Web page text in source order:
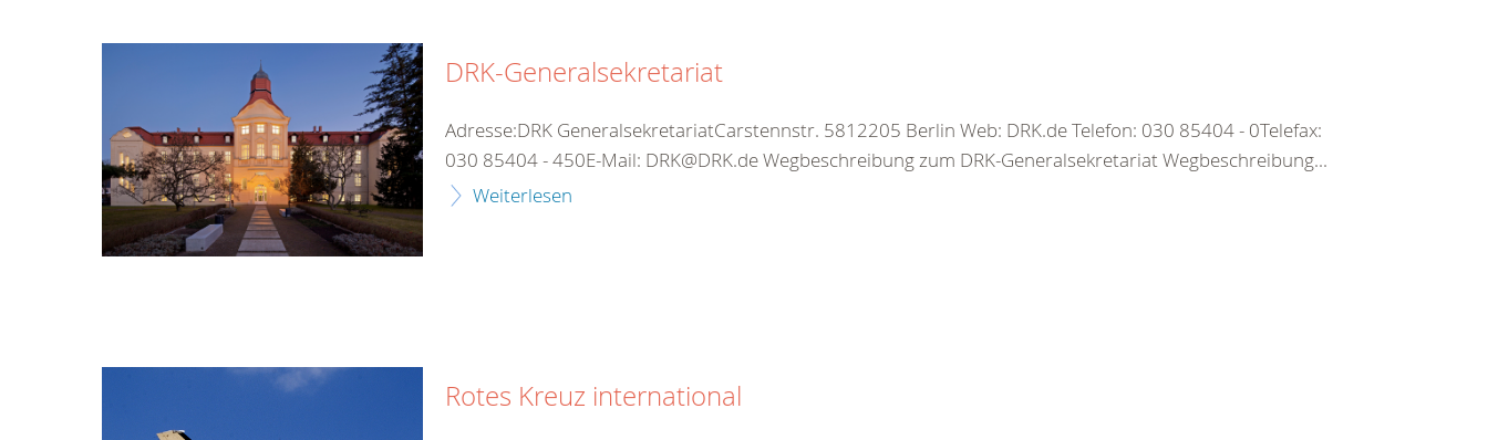
DRK-Generalsekretariat
Adresse:DRK GeneralsekretariatCarstennstr. 5812205 Berlin Web: DRK.de Telefon: 030 85404 - 0Telefax:
030 85404 - 450E-Mail: DRK@DRK.de Wegbeschreibung zum DRK-Generalsekretariat Wegbeschreibung...
Weiterlesen
Rotes Kreuz international